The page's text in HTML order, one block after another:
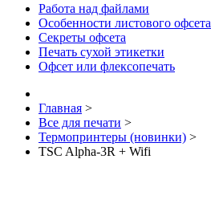
Работа над файлами
Особенности листового офсета
Секреты офсета
Печать сухой этикетки
Офсет или флексопечать
Главная >
Все для печати >
Термопринтеры (новинки) >
TSC Alpha-3R + Wifi